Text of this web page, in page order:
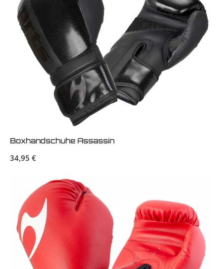
Boxhandschuhe Assassin
Regulärer Preis:
34,95 €